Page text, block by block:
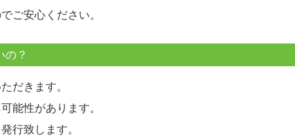
ご安心ください。
の？
だきます。
能性があります。
行致します。